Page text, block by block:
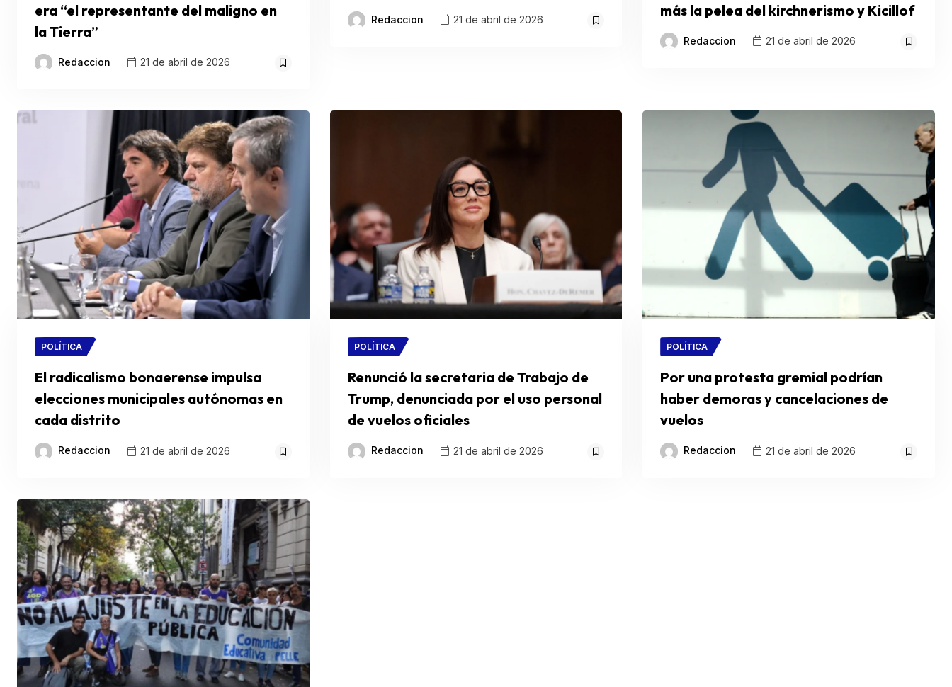
era “el representante del maligno en
la Tierra”
Redaccion 21 de abril de 2026
Redaccion 21 de abril de 2026
más la pelea del kirchnerismo y Kicillof
Redaccion 21 de abril de 2026
POLÍTICA
El radicalismo bonaerense impulsa
elecciones municipales autónomas en
cada distrito
Redaccion 21 de abril de 2026
POLÍTICA
Renunció la secretaria de Trabajo de
Trump, denunciada por el uso personal
de vuelos oficiales
Redaccion 21 de abril de 2026
POLÍTICA
Por una protesta gremial podrían
haber demoras y cancelaciones de
vuelos
Redaccion 21 de abril de 2026